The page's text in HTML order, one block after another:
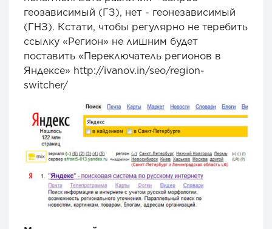
геозависимый (ГЗ), нет - геонезависимый
(ГНЗ). Кстати, чтобы регулярно не теребить
ссылку «Регион» не лишним будет
поставить «Переключатель регионов в
Яндексе» http://ivanov.in/seo/region-
switcher/